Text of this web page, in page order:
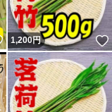
いいね！
1,200円